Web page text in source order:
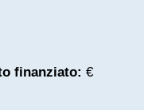
finanziato: €